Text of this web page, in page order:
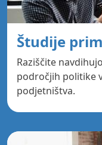
Študije
Raziščite
področjih politike
podjetništva.